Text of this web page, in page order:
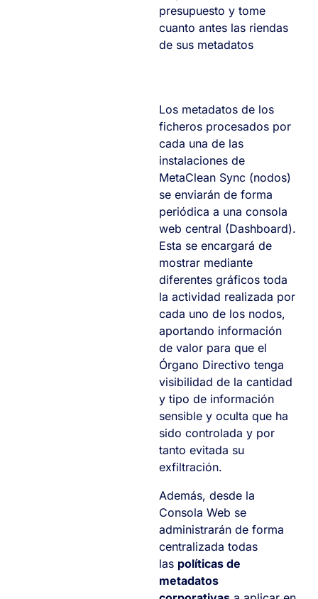
presupuesto y tome
cuanto antes las riendas
de sus metadatos
Los metadatos de los
ficheros procesados por
cada una de las
instalaciones de
MetaClean Sync (nodos)
se enviarán de forma
periódica a una consola
web central (Dashboard).
Esta se encargará de
mostrar mediante
diferentes gráficos toda
la actividad realizada por
cada uno de los nodos,
aportando información
de valor para que el
Órgano Directivo tenga
visibilidad de la cantidad
y tipo de información
sensible y oculta que ha
sido controlada y por
tanto evitada su
exfiltración.
Además, desde la
Consola Web se
administrarán de forma
centralizada todas
las políticas de
metadatos